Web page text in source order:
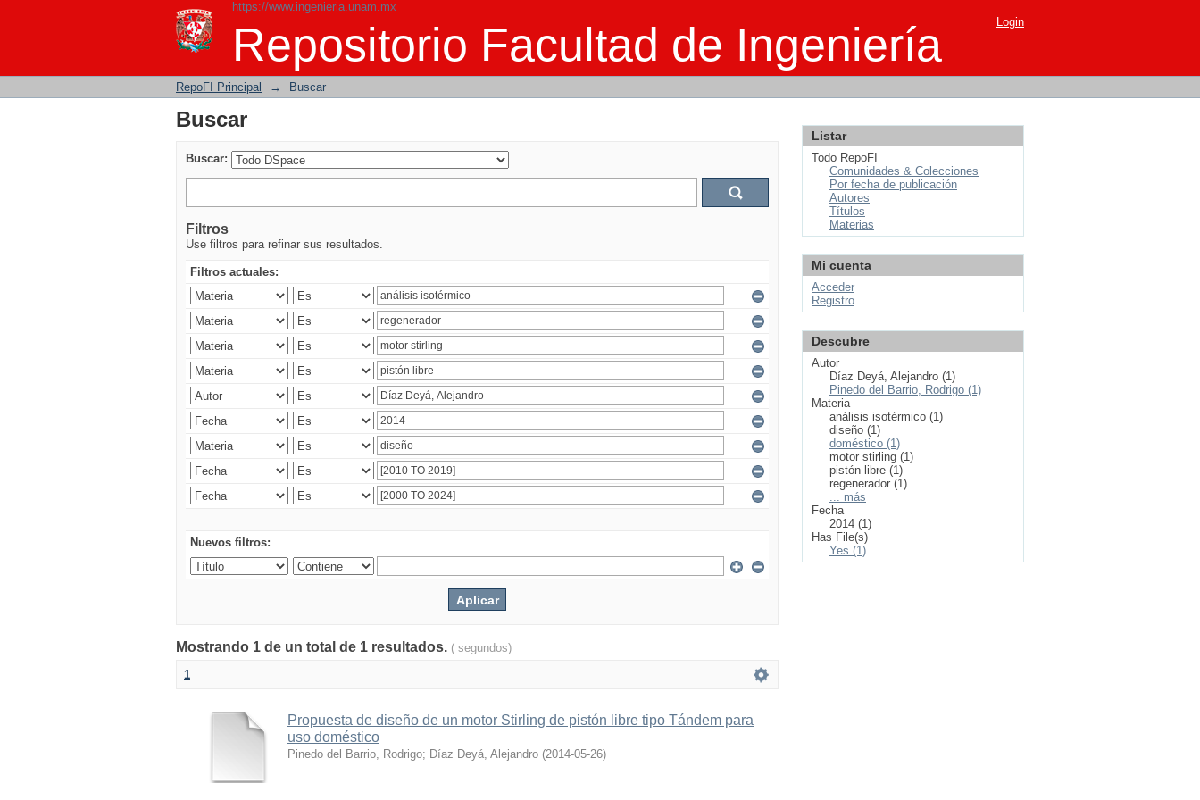
https://www.ingenieria.unam.mx
Repositorio Facultad de Ingeniería
Buscar Login
RepoFI Principal → Buscar
Buscar
Buscar:
Filtros
Use filtros para refinar sus resultados.
Filtros actuales:
Nuevos filtros:
Mostrando 1 de un total de 1 resultados. ( segundos)
1
Propuesta de diseño de un motor Stirling de pistón libre tipo Tándem para
uso doméstico
Pinedo del Barrio, Rodrigo; Díaz Deyá, Alejandro (2014-05-26)
Listar
Todo RepoFI
Comunidades & Colecciones
Por fecha de publicación
Autores
Títulos
Materias
Mi cuenta
Acceder
Registro
Descubre
Autor
Díaz Deyá, Alejandro (1)
Pinedo del Barrio, Rodrigo (1)
Materia
análisis isotérmico (1)
diseño (1)
doméstico (1)
motor stirling (1)
pistón libre (1)
regenerador (1)
... más
Fecha
2014 (1)
Has File(s)
Yes (1)